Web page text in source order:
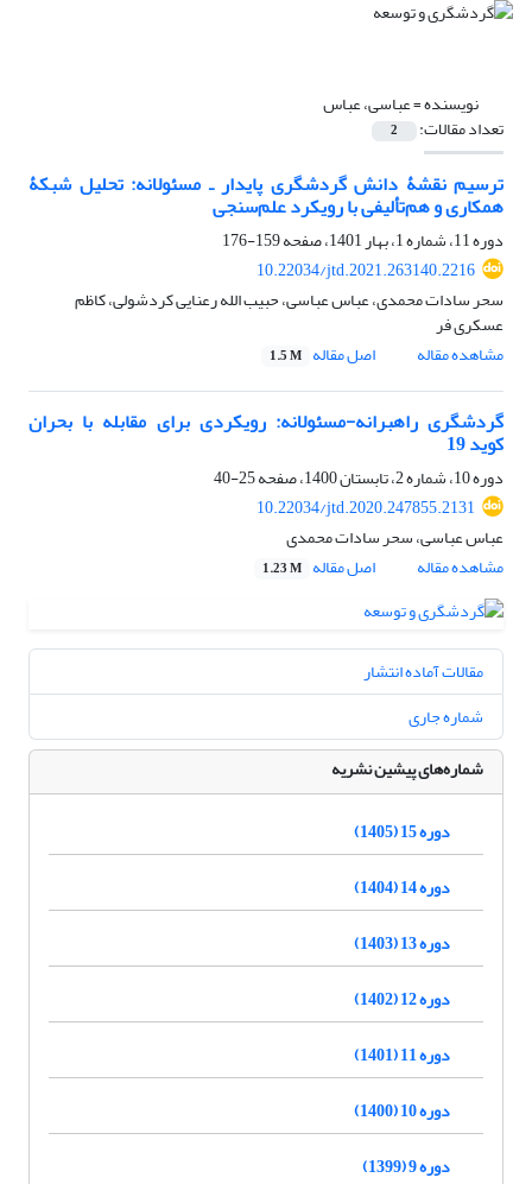
نویسنده =عباسی، عباس
تعداد مقالات: 2
ترسیم نقشۀ دانش گردشگری پایدار ـ مسئولانه: تحلیل شبکۀ
همکاری و هم‏‌تألیفی با رویکرد علم‏‌سنجی
دوره 11، شماره 1، بهار 1401، صفحه
159-176
10.22034/jtd.2021.263140.2216
سحر سادات محمدی، عباس عباسی، حبیب الله رعنایی کردشولی، کاظم
عسکری فر
مشاهده مقاله
اصل مقاله 1.5 M
گردشگری راهبرانه-مسئولانه: رویکردی برای مقابله با بحران
کوید 19
دوره 10، شماره 2، تابستان 1400، صفحه
25-40
10.22034/jtd.2020.247855.2131
عباس عباسی، سحر سادات محمدی
مشاهده مقاله
اصل مقاله 1.23 M
مقالات آماده انتشار
شماره جاری
شماره‌های پیشین نشریه
دوره 15 (1405)
دوره 14 (1404)
دوره 13 (1403)
دوره 12 (1402)
دوره 11 (1401)
دوره 10 (1400)
دوره 9 (1399)